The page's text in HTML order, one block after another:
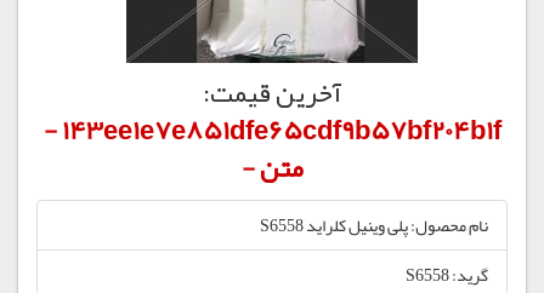
آخرین قیمت:
143ee1e7e851dfe65cdf9b57bf204b1f -
متن -
نام محصول: پلی وینیل کلراید S6558
گرید: S6558